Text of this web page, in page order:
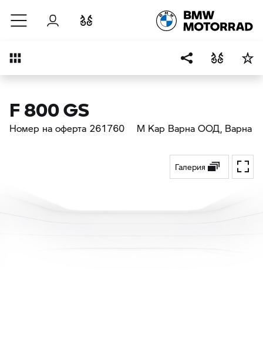
Към основното съдържание
Вход
Преглед
F 800 GS
Номер на оферта 261760 М Кар Варна ООД, Варна
Галерия